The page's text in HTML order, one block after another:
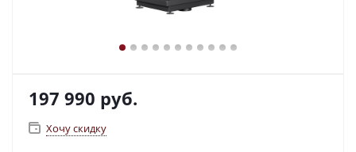
197 990 руб.
Хочу скидку